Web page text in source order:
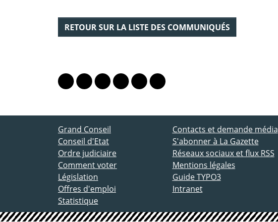
RETOUR SUR LA LISTE DES COMMUNIQUÉS
Lien vers le profil Mastodon
Lien vers le profil Bluesky
Lien vers le profil Instagram
Lien vers le profil Linkedin
Lien vers le profil Facebook
Lien vers le profil Twitter
ACCÈS DIRECT
Grand Conseil
Conseil d'Etat
Ordre judiciaire
Comment voter
Législation
Offres d'emploi
Statistique
Contacts et demande média
S'abonner à La Gazette
Réseaux sociaux et flux RSS
Mentions légales
Guide TYPO3
Intranet